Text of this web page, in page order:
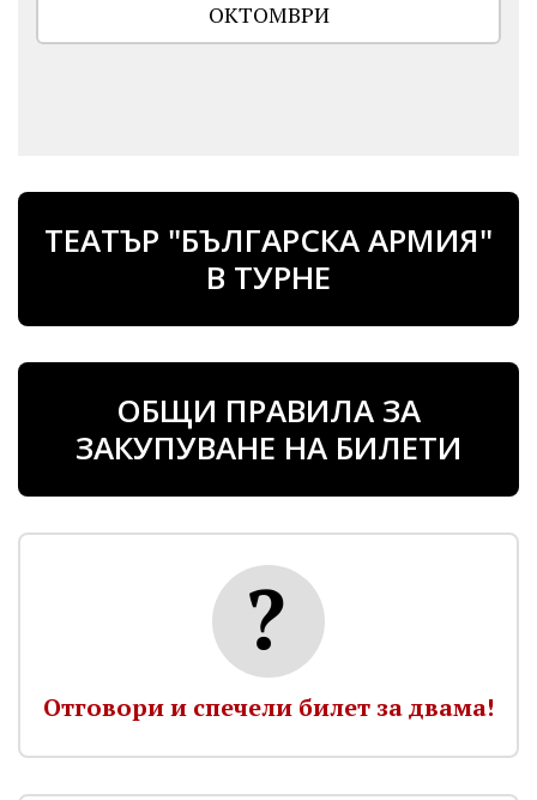
ОКТОМВРИ
ТЕАТЪР "БЪЛГАРСКА АРМИЯ"
В ТУРНЕ
ОБЩИ ПРАВИЛА ЗА
ЗАКУПУВАНЕ НА БИЛЕТИ
Отговори и спечели билет за двама!